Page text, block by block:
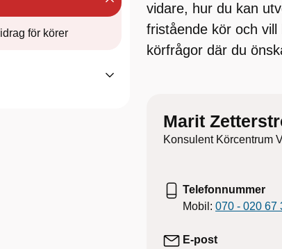
för körer
vidare, hur du kan
fristående kör och
körfrågor där du
Marit
Konsulent Körcentrum
Telefonnummer
Mobil: 070 - 020 67
E-post